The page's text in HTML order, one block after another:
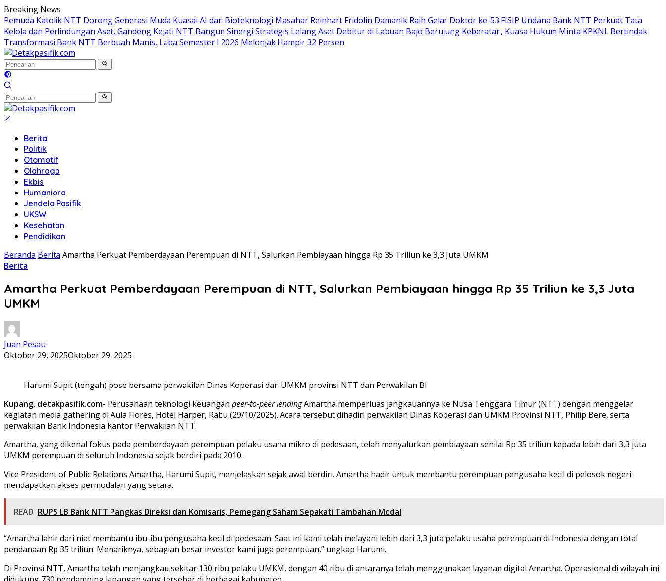
Langsung
ke
konten
Breaking News
Pemuda Katolik NTT Dorong Generasi Muda Kuasai AI dan Bioteknologi Masahar Reinhart Fridolin Damanik Raih Gelar Doktor ke-53 FISIP Undana Bank NTT Perkuat Tata
Kelola dan Perlindungan Aset, Gandeng Kejati NTT Bangun Sinergi Strategis Lelang Aset Debitur di Labuan Bajo Berujung Keberatan, Kuasa Hukum Minta KPKNL Bertindak
Transformasi Bank NTT Berbuah Manis, Laba Semester I 2026 Melonjak Hampir 32 Persen
Berita
Politik
Otomotif
Olahraga
Ekbis
Humaniora
Jendela Pasifik
UKSW
Kesehatan
Pendidikan
Beranda Berita Amartha Perkuat Pemberdayaan Perempuan di NTT, Salurkan Pembiayaan hingga Rp 35 Triliun ke 3,3 Juta UMKM
Berita
Amartha Perkuat Pemberdayaan Perempuan di NTT, Salurkan Pembiayaan hingga Rp 35 Triliun ke 3,3 Juta
UMKM
Juan Pesau
Oktober 29, 2025Oktober 29, 2025
Harumi Supit (tengah) pose bersama perwakilan Dinas Koperasi dan UMKM provinsi NTT dan Perwakilan BI
Kupang, detakpasifik.com- Perusahaan teknologi keuangan peer-to-peer lendingAmartha memperluas jangkauannya ke Nusa Tenggara Timur (NTT) dengan menggelar
kegiatan media gathering di Aula Flores, Hotel Harper, Rabu (29/10/2025). Acara tersebut dihadiri perwakilan Dinas Koperasi dan UMKM Provinsi NTT, Philip Bere, serta
perwakilan Bank Indonesia Kantor Perwakilan NTT.
Amartha, yang dikenal fokus pada pemberdayaan perempuan pelaku usaha mikro di pedesaan, telah menyalurkan pembiayaan senilai Rp 35 triliun kepada lebih dari 3,3 juta
UMKM perempuan di seluruh Indonesia sejak berdiri pada 2010.
Vice President of Public Relations Amartha, Harumi Supit, menjelaskan sejak awal berdiri, Amartha hadir untuk membantu perempuan pengusaha kecil di pelosok negeri
mendapatkan akses permodalan yang setara.
READ RUPS LB Bank NTT Pangkas Direksi dan Komisaris, Pemegang Saham Sepakati Tambahan Modal
“Amartha lahir dari niat membantu ibu-ibu pengusaha kecil di pedesaan. Saat ini kami telah melayani lebih dari 3,3 juta pelaku usaha perempuan di Indonesia dengan total
pendanaan Rp 35 triliun. Menariknya, sebagian besar investor kami juga perempuan,” ungkap Harumi.
Di Provinsi NTT, Amartha telah menjangkau sekitar 130 ribu pelaku UMKM, dengan 40 ribu di antaranya telah menggunakan layanan digital Amartha. Operasional di wilayah ini